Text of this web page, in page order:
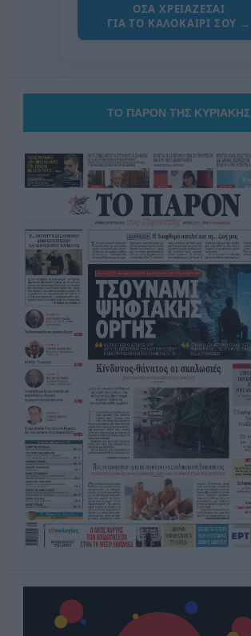
ΟΣΑ ΧΡΕΙΑΖΕΣΑΙ
ΓΙΑ ΤΟ ΚΑΛΟΚΑΙΡΙ ΣΟΥ →
ΤΟ ΠΑΡΟΝ ΤΗΣ ΚΥΡΙΑΚΗΣ